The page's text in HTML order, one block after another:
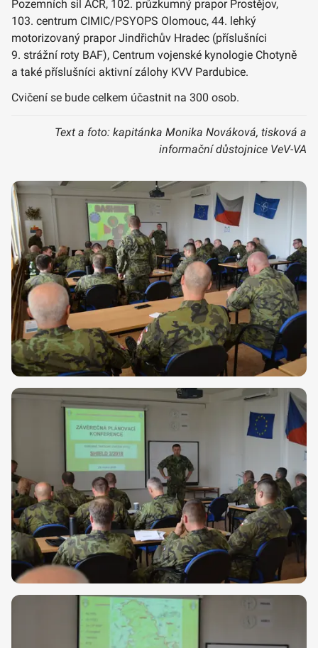
Pozemních sil AČR, 102. průzkumný prapor Prostějov,
103. centrum CIMIC/PSYOPS Olomouc, 44. lehký
motorizovaný prapor Jindřichův Hradec (příslušníci
9. strážní roty BAF), Centrum vojenské kynologie Chotyně
a také příslušníci aktivní zálohy KVV Pardubice.
Cvičení se bude celkem účastnit na 300 osob.
Text a foto: kapitánka Monika Nováková, tisková a
informační důstojnice VeV-VA